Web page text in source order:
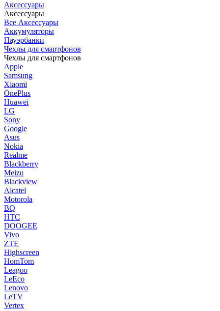
Аксессуары
Аксессуары
Все Аксессуары
Аккумуляторы
Пауэрбанки
Чехлы для смартфонов
Чехлы для смартфонов
Apple
Samsung
Xiaomi
OnePlus
Huawei
LG
Sony
Google
Asus
Nokia
Realme
Blackberry
Meizu
Blackview
Alcatel
Motorola
BQ
HTC
DOOGEE
Vivo
ZTE
Highscreen
HomTom
Leagoo
LeEco
Lenovo
LeTV
Vertex